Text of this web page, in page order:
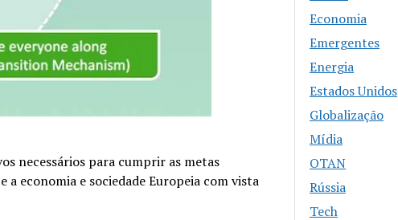
necessários para cumprir as metas
economia e sociedade Europeia com vista
Economia
Emergentes
Energia
Estados Unidos
Globalização
Mídia
OTAN
Rússia
Tech